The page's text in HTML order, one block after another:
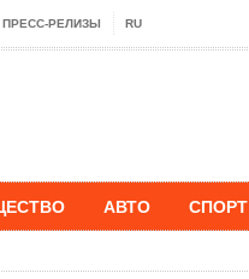
ПРЕСС-РЕЛИЗЫ RU
АВТО СПОРТ